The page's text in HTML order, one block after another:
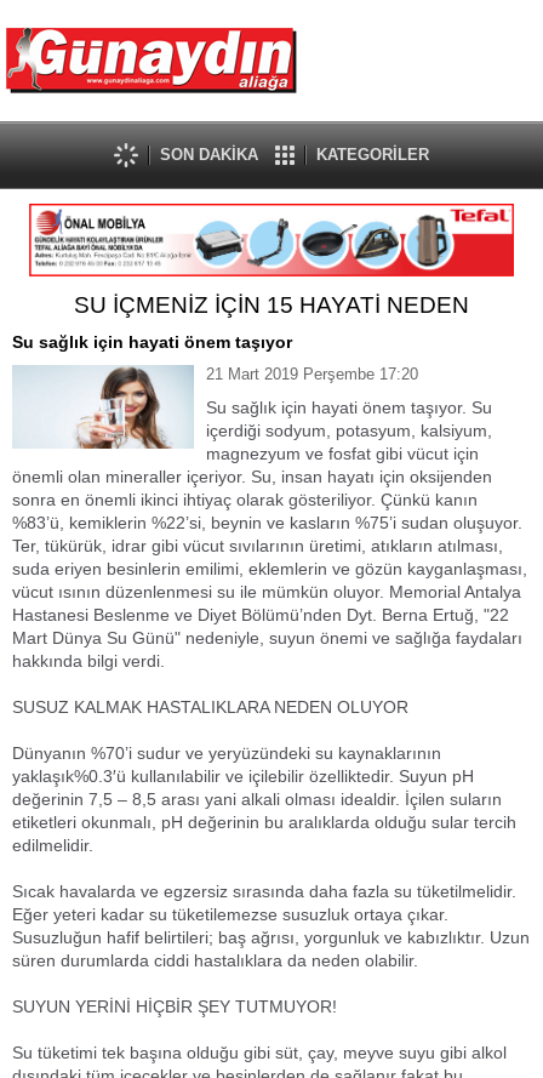
SON DAKİKA KATEGORİLER
SU İÇMENİZ İÇİN 15 HAYATİ NEDEN
Su sağlık için hayati önem taşıyor
21 Mart 2019 Perşembe 17:20
Su sağlık için hayati önem taşıyor. Su
içerdiği sodyum, potasyum, kalsiyum,
magnezyum ve fosfat gibi vücut için
önemli olan mineraller içeriyor. Su, insan hayatı için oksijenden
sonra en önemli ikinci ihtiyaç olarak gösteriliyor. Çünkü kanın
%83’ü, kemiklerin %22’si, beynin ve kasların %75’i sudan oluşuyor.
Ter, tükürük, idrar gibi vücut sıvılarının üretimi, atıkların atılması,
suda eriyen besinlerin emilimi, eklemlerin ve gözün kayganlaşması,
vücut ısının düzenlenmesi su ile mümkün oluyor. Memorial Antalya
Hastanesi Beslenme ve Diyet Bölümü’nden Dyt. Berna Ertuğ, "22
Mart Dünya Su Günü" nedeniyle, suyun önemi ve sağlığa faydaları
hakkında bilgi verdi.
SUSUZ KALMAK HASTALIKLARA NEDEN OLUYOR
Dünyanın %70’i sudur ve yeryüzündeki su kaynaklarının
yaklaşık%0.3′ü kullanılabilir ve içilebilir özelliktedir. Suyun pH
değerinin 7,5 – 8,5 arası yani alkali olması idealdir. İçilen suların
etiketleri okunmalı, pH değerinin bu aralıklarda olduğu sular tercih
edilmelidir.
Sıcak havalarda ve egzersiz sırasında daha fazla su tüketilmelidir.
Eğer yeteri kadar su tüketilemezse susuzluk ortaya çıkar.
Susuzluğun hafif belirtileri; baş ağrısı, yorgunluk ve kabızlıktır. Uzun
süren durumlarda ciddi hastalıklara da neden olabilir.
SUYUN YERİNİ HİÇBİR ŞEY TUTMUYOR!
Su tüketimi tek başına olduğu gibi süt, çay, meyve suyu gibi alkol